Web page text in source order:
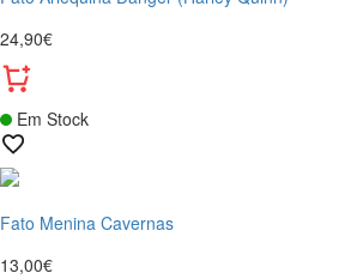
24,90€
Em Stock
Fato Menina Cavernas
13,00€